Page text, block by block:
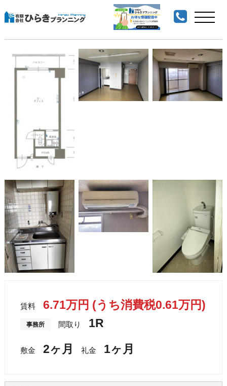
コープオリンピア笹口605号室
賃料 6.71万円 (うち消費税0.61万円)
事務所 間取り 1R
敷金 2ヶ月 礼金 1ヶ月